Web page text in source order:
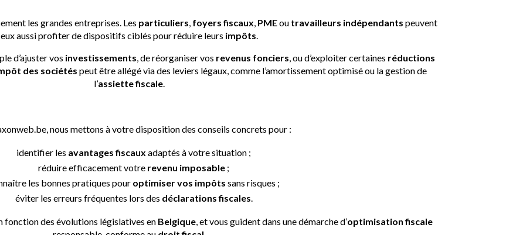
les grandes entreprises. Les particuliers, foyers fiscaux, PMEou travailleurs indépendants peuvent
eux aussi profiter de dispositifs ciblés pour réduire leurs impôts.
d’ajuster vos investissements, de réorganiser vos revenus fonciers, ou d’exploiter certaines réductions
des sociétés peut être allégé via des leviers légaux, comme l’amortissement optimisé ou la gestion de
l’assiette fiscale.
nous mettons à votre disposition des conseils concrets pour :
identifier les avantages fiscaux adaptés à votre situation ;
réduire efficacement votre revenu imposable ;
les bonnes pratiques pour optimiser vos impôts sans risques ;
éviter les erreurs fréquentes lors des déclarations fiscales.
fonction des évolutions législatives en Belgique, et vous guident dans une démarche d’optimisation fiscale